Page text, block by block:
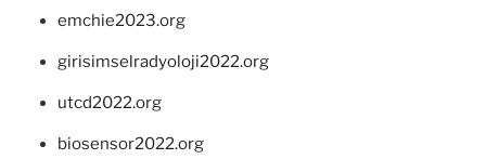
emchie2023.org
girisimselradyoloji2022.org
utcd2022.org
biosensor2022.org